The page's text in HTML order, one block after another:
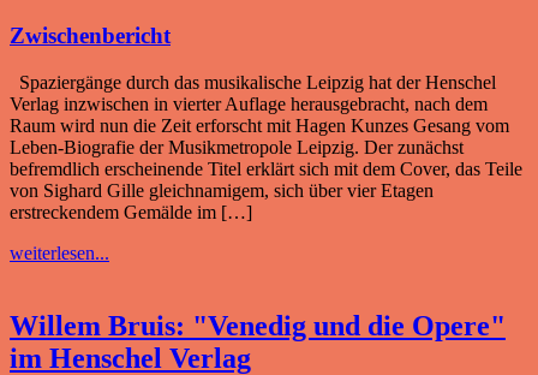
Zwischenbericht
Spaziergänge durch das musikalische Leipzig hat der Henschel
Verlag inzwischen in vierter Auflage herausgebracht, nach dem
Raum wird nun die Zeit erforscht mit Hagen Kunzes Gesang vom
Leben-Biografie der Musikmetropole Leipzig. Der zunächst
befremdlich erscheinende Titel erklärt sich mit dem Cover, das Teile
von Sighard Gille gleichnamigem, sich über vier Etagen
erstreckendem Gemälde im […]
weiterlesen...
Willem Bruis: "Venedig und die Opere"
im Henschel Verlag